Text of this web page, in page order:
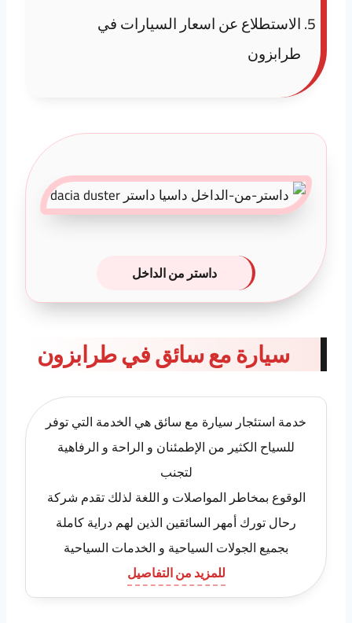
الاستطلاع عن اسعار السيارات في
طرابزون
داستر من الداخل
سيارة مع سائق في طرابزون
خدمة استئجار سيارة مع سائق هي الخدمة التي توفر
للسياح الكثير من الإطمئنان و الراحة و الرفاهية
لتجنب
الوقوع بمخاطر المواصلات و اللغة لذلك تقدم شركة
رحال تورك أمهر السائقين الذين لهم دراية كاملة
بجميع الجولات السياحية و الخدمات السياحية
للمزيد من التفاصيل